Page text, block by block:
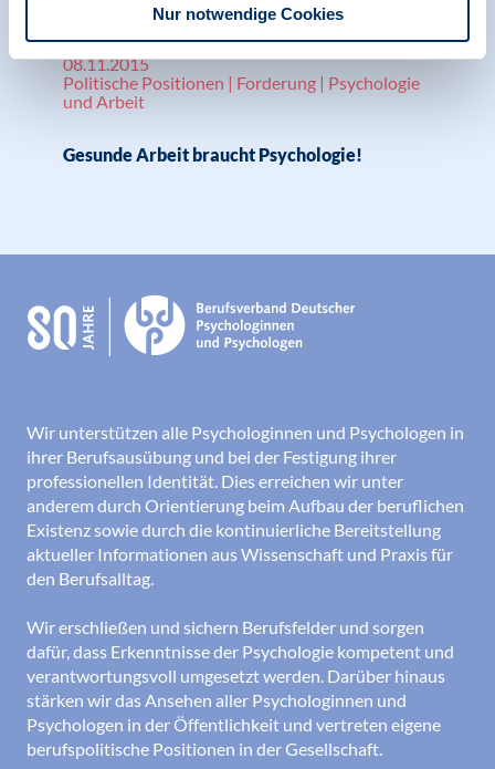
Nur notwendige Cookies
08.11.2015
Politische Positionen | Forderung | Psychologie
und Arbeit
Gesunde Arbeit braucht Psychologie!
Wir unterstützen alle Psychologinnen und Psychologen in
ihrer Berufsausübung und bei der Festigung ihrer
professionellen Identität. Dies erreichen wir unter
anderem durch Orientierung beim Aufbau der beruflichen
Existenz sowie durch die kontinuierliche Bereitstellung
aktueller Informationen aus Wissenschaft und Praxis für
den Berufsalltag.
Wir erschließen und sichern Berufsfelder und sorgen
dafür, dass Erkenntnisse der Psychologie kompetent und
verantwortungsvoll umgesetzt werden. Darüber hinaus
stärken wir das Ansehen aller Psychologinnen und
Psychologen in der Öffentlichkeit und vertreten eigene
berufspolitische Positionen in der Gesellschaft.